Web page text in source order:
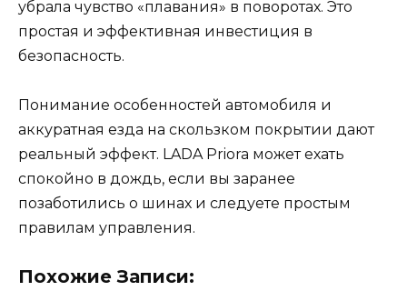
убрала чувство «плавания» в поворотах. Это
простая и эффективная инвестиция в
безопасность.
Понимание особенностей автомобиля и
аккуратная езда на скользком покрытии дают
реальный эффект. LADA Priora может ехать
спокойно в дождь, если вы заранее
позаботились о шинах и следуете простым
правилам управления.
Похожие Записи: